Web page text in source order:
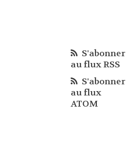
S'abonner
au flux RSS
S'abonner
au flux
ATOM